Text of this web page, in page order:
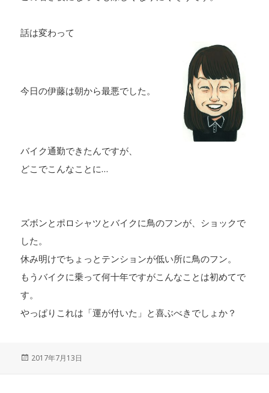
話は変わって
今日の伊藤は朝から最悪でした。
バイク通勤できたんですが、
どこでこんなことに…
ズボンとポロシャツとバイクに鳥のフンが、ショックで
した。
休み明けでちょっとテンションが低い所に鳥のフン。
もうバイクに乗って何十年ですがこんなことは初めてで
す。
やっぱりこれは「運が付いた」と喜ぶべきでしょか？
投
2017年7月13日